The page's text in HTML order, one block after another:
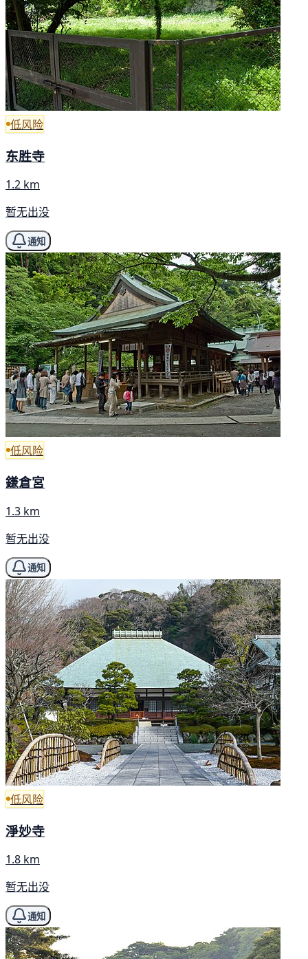
低风险
东胜寺
1.2 km
暂无出没
通知
低风险
鎌倉宮
1.3 km
暂无出没
通知
低风险
淨妙寺
1.8 km
暂无出没
通知